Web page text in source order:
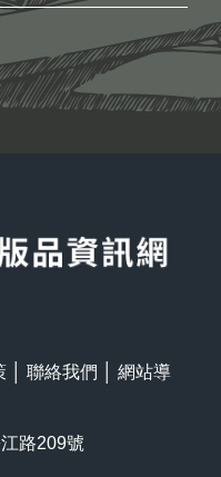
聯絡我們
網站導
路209號